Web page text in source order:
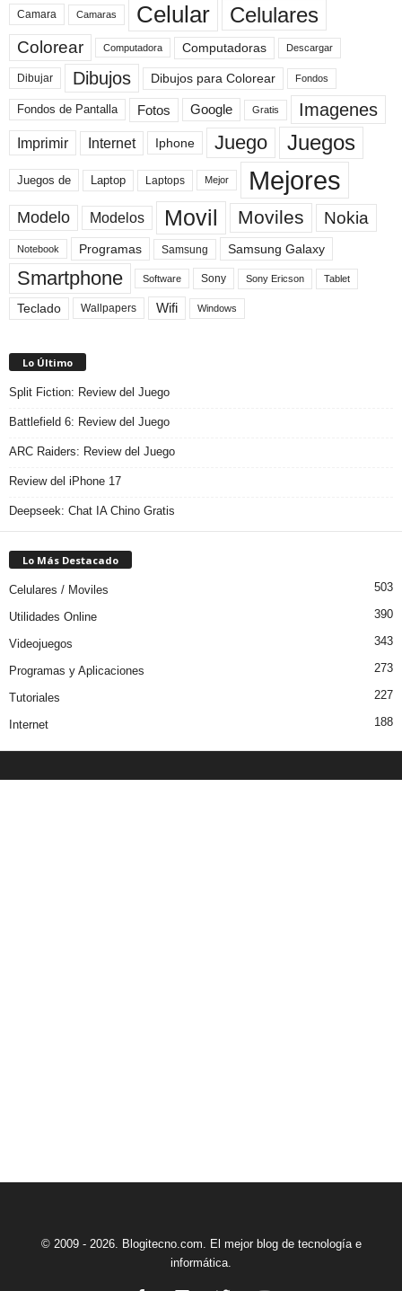
Camara Camaras Celular Celulares
Colorear Computadora Computadoras Descargar
Dibujar Dibujos Dibujos para Colorear Fondos
Fondos de Pantalla Fotos Google Gratis Imagenes
Imprimir Internet Iphone Juego Juegos
Juegos de Laptop Laptops Mejor Mejores
Modelo Modelos Movil Moviles Nokia
Notebook Programas Samsung Samsung Galaxy
Smartphone Software Sony Sony Ericson Tablet
Teclado Wallpapers Wifi Windows
Lo Último
Split Fiction: Review del Juego
Battlefield 6: Review del Juego
ARC Raiders: Review del Juego
Review del iPhone 17
Deepseek: Chat IA Chino Gratis
Lo Más Destacado
Celulares / Moviles 503
Utilidades Online 390
Videojuegos 343
Programas y Aplicaciones 273
Tutoriales 227
Internet 188
© 2009 - 2026. Blogitecno.com. El mejor blog de tecnología e
informática.